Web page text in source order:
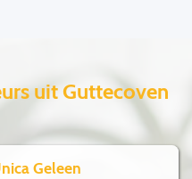
uit Guttecoven
Geleen